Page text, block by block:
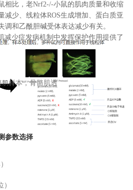
相比，老Nrf2-/-小鼠的肌肉质量和收缩
减少、线粒体ROS生成增加、蛋白质亚
调和乙酰胆碱受体表达减少有关。
减少症发病机制中发挥保护作用提供了
肌样本，骨骼肌透
参数选择